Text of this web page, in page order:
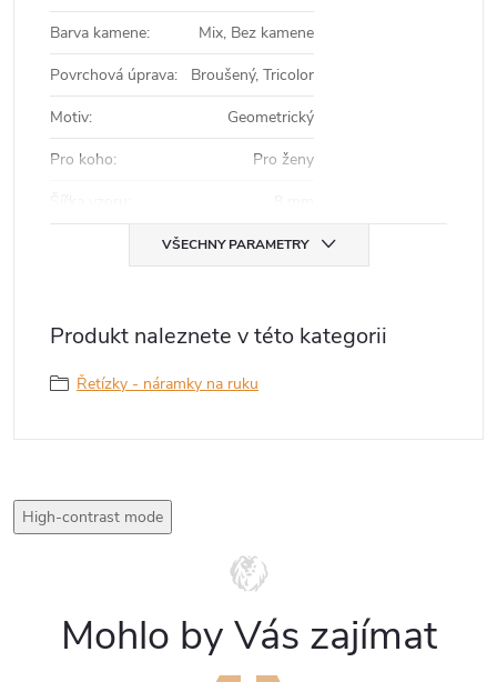
Barva kamene:
Mix, Bez kamene
Povrchová úprava:
Broušený, Tricolor
Motiv:
Geometrický
Pro koho:
Pro ženy
VŠECHNY PARAMETRY
Produkt naleznete v této kategorii
Řetízky - náramky na ruku
High-contrast mode
Mohlo by Vás zajímat